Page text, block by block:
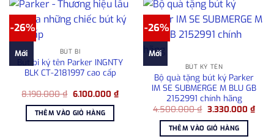
-26%
Mới BÚT BI
Bút bi ký tên Parker INGNTY
BLK CT-2181997 cao cấp
8.190.000₫ Giá
là:
8.190.000 ₫.
6.100.000 ₫Giá
hiện
6.100.000 ₫.
THÊM VÀO GIỎ HÀNG
-26%
Mới
BÚT KÝ TÊN
Bộ quà tặng bút ký Parker
IM SE SUBMERGE M BLU GB
2152991 chính hãng
4.500.000₫ Giá
là:
4.500.000 ₫.
3.330.000 ₫Giá
hiện
THÊM VÀO GIỎ HÀNG